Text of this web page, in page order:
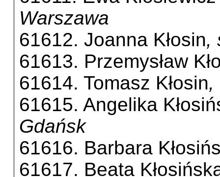
Warszawa
61612. Joanna Kłosin,
61613. Przemysław
61614. Tomasz Kłosin,
61615. Angelika
Gdańsk
61616. Barbara
61617. Beata